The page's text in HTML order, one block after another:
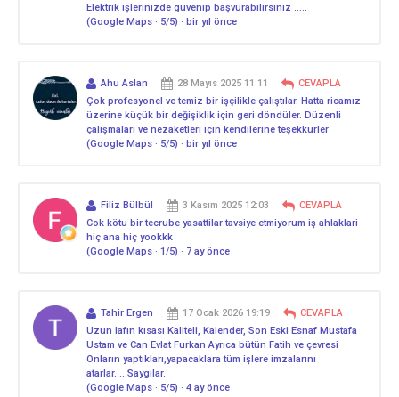
Elektrik işlerinizde güvenip başvurabilirsiniz …..
(Google Maps · 5/5) · bir yıl önce
Ahu Aslan 28 Mayıs 2025 11:11
CEVAPLA
Çok profesyonel ve temiz bir işçilikle çalıştılar. Hatta ricamız
üzerine küçük bir değişiklik için geri döndüler. Düzenli
çalışmaları ve nezaketleri için kendilerine teşekkürler
(Google Maps · 5/5) · bir yıl önce
Filiz Bülbül 3 Kasım 2025 12:03
CEVAPLA
Cok kötu bir tecrube yasattilar tavsiye etmiyorum iş ahlaklari
hiç ana hiç yookkk
(Google Maps · 1/5) · 7 ay önce
Tahir Ergen 17 Ocak 2026 19:19
CEVAPLA
Uzun lafın kısası Kaliteli, Kalender, Son Eski Esnaf Mustafa
Ustam ve Can Evlat Furkan Ayrıca bütün Fatih ve çevresi
Onların yaptıkları,yapacaklara tüm işlere imzalarını
atarlar…..Saygılar.
(Google Maps · 5/5) · 4 ay önce